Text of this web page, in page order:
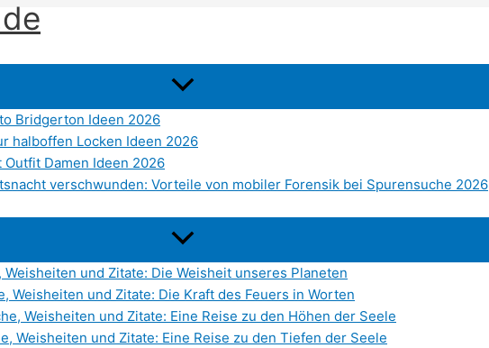
Bridgerton Ideen 2026
halboffen Locken Ideen 2026
Outfit Damen Ideen 2026
verschwunden: Vorteile von mobiler Forensik bei Spurensuche 2026
Weisheiten und Zitate: Die Weisheit unseres Planeten
Weisheiten und Zitate: Die Kraft des Feuers in Worten
Weisheiten und Zitate: Eine Reise zu den Höhen der Seele
Weisheiten und Zitate: Eine Reise zu den Tiefen der Seele